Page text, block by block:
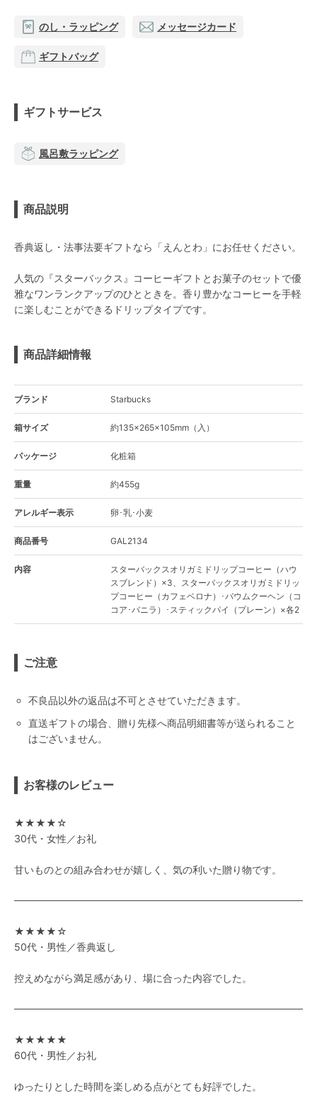
のし・ラッピング メッセージカード
ギフトバッグ
ギフトサービス
風呂敷ラッピング
商品説明
香典返し・法事法要ギフトなら「えんとわ」にお任せください。
人気の『スターバックス』コーヒーギフトとお菓子のセットで優
雅なワンランクアップのひとときを。香り豊かなコーヒーを手軽
に楽しむことができるドリップタイプです。
商品詳細情報
ブランド Starbucks
箱サイズ 約135×265×105mm（入）
パッケージ 化粧箱
重量 約455g
アレルギー表示 卵･乳･小麦
商品番号 GAL2134
内容
スターバックスオリガミドリップコーヒー（ハウ
スブレンド）×3、スターバックスオリガミドリッ
プコーヒー（カフェベロナ）･バウムクーヘン（コ
コア･バニラ）･スティックパイ（プレーン）×各2
ご注意
不良品以外の返品は不可とさせていただきます。
直送ギフトの場合、贈り先様へ商品明細書等が送られること
はございません。
お客様のレビュー
★★★★☆
30代・女性／お礼
甘いものとの組み合わせが嬉しく、気の利いた贈り物です。
★★★★☆
50代・男性／香典返し
控えめながら満足感があり、場に合った内容でした。
★★★★★
60代・男性／お礼
ゆったりとした時間を楽しめる点がとても好評でした。